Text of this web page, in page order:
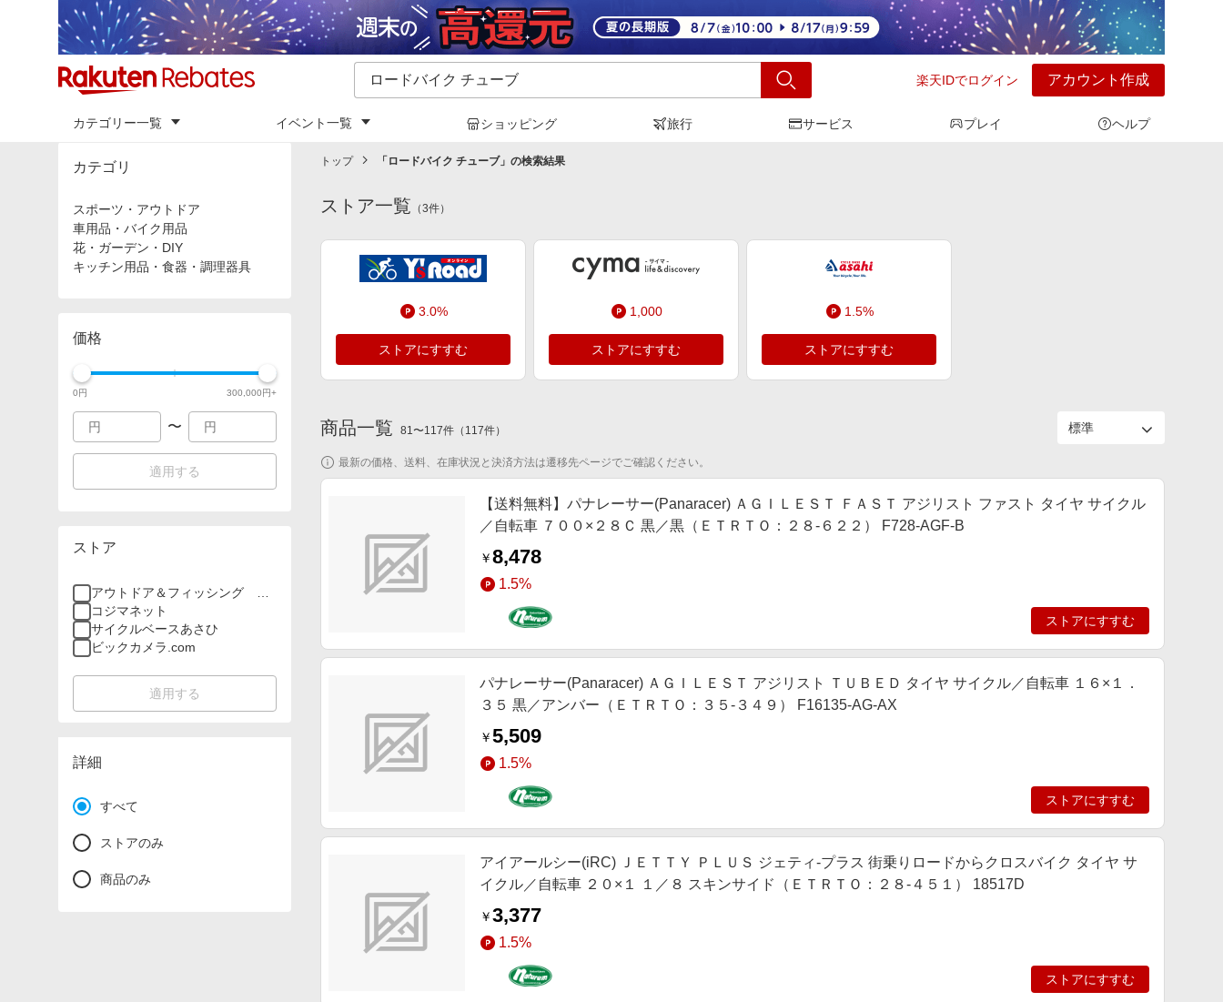
楽天IDでログイン アカウント作成
カテゴリー一覧 イベント一覧 ショッピング 旅行 サービス プレイ ヘルプ
カテゴリ
スポーツ・アウトドア
車用品・バイク用品
花・ガーデン・DIY
キッチン用品・食器・調理器具
価格
0円 300,000円+
〜
適用する
ストア
アウトドア＆フィッシング ナ
チュラム
コジマネット
サイクルベースあさひ
ビックカメラ.com
適用する
詳細
すべて
ストアのみ
商品のみ
トップ 「 ロードバイク チューブ」の検索結果
ストア一覧 （3件）
3.0%
ストアにすすむ
1,000
ストアにすすむ
1.5%
ストアにすすむ
商品一覧 81〜117件 （ 117件）
最新の価格、送料、在庫状況と決済方法は遷移先ページでご確認ください。
【送料無料】パナレーサー(Panaracer) ＡＧＩＬＥＳＴ ＦＡＳＴ アジリスト ファスト タイヤ サイクル
／自転車 ７００×２８Ｃ 黒／黒（ＥＴＲＴＯ：２８-６２２） F728-AGF-B
￥8,478
1.5%
ストアにすすむ
パナレーサー(Panaracer) ＡＧＩＬＥＳＴ アジリスト ＴＵＢＥＤ タイヤ サイクル／自転車 １６×１．
３５ 黒／アンバー（ＥＴＲＴＯ：３５-３４９） F16135-AG-AX
￥5,509
1.5%
ストアにすすむ
アイアールシー(iRC) ＪＥＴＴＹ ＰＬＵＳ ジェティ-プラス 街乗りロードからクロスバイク タイヤ サ
イクル／自転車 ２０×１ １／８ スキンサイド（ＥＴＲＴＯ：２８-４５１） 18517D
￥3,377
1.5%
ストアにすすむ